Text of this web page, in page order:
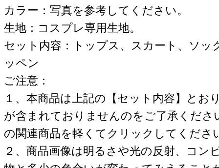
カラー：写真を参考してください。
生地：コスプレ専用生地。
セット内容：トップス、スカート、ソッ
ッペン
ご注意：
１、本商品は上記の【セット内容】とお
が含まれておりませんのをご了承くださ
の関連商品を軽くてクリックしてくださ
２、商品画像は明るさや光の反射、コン